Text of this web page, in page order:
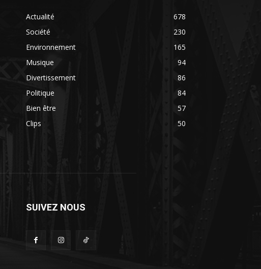
Actualité
678
Société
230
Environnement
165
Musique
94
Divertissement
86
Politique
84
Bien être
57
Clips
50
SUIVEZ NOUS